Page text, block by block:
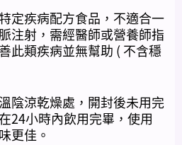
定疾病配方食品，不適合一
注射，需經醫師或營養師指
此類疾病並無幫助 ( 不含穩
陰涼乾燥處，開封後未用完
24小時內飲用完畢，使用
更佳。